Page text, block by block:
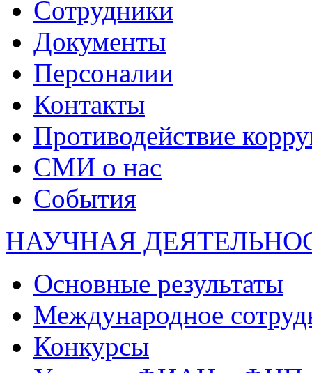
Сотрудники
Документы
Персоналии
Контакты
Противодействие
СМИ о нас
События
НАУЧНАЯ
Основные результаты
Международное
Конкурсы